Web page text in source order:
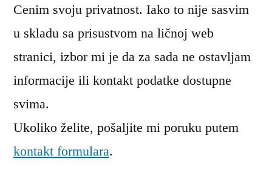
Cenim svoju privatnost. Iako to nije sasvim
u skladu sa prisustvom na ličnoj web
stranici, izbor mi je da za sada ne ostavljam
informacije ili kontakt podatke dostupne
svima.
Ukoliko želite, pošaljite mi poruku putem
kontakt formulara.